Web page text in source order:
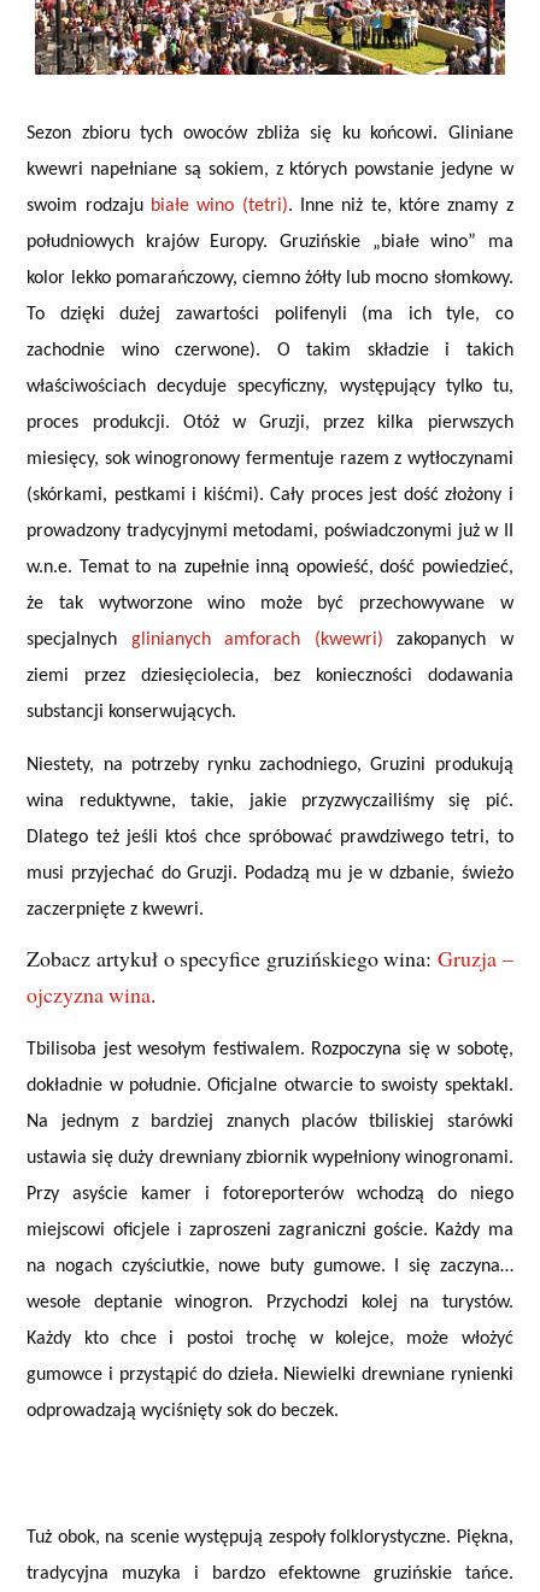
Sezon zbioru tych owoców zbliża się ku końcowi. Gliniane
kwewri napełniane są sokiem, z których powstanie jedyne w
swoim rodzaju białe wino (tetri). Inne niż te, które znamy z
południowych krajów Europy. Gruzińskie „białe wino” ma
kolor lekko pomarańczowy, ciemno żółty lub mocno słomkowy.
To dzięki dużej zawartości polifenyli (ma ich tyle, co
zachodnie wino czerwone). O takim składzie i takich
właściwościach decyduje specyficzny, występujący tylko tu,
proces produkcji. Otóż w Gruzji, przez kilka pierwszych
miesięcy, sok winogronowy fermentuje razem z wytłoczynami
(skórkami, pestkami i kiśćmi). Cały proces jest dość złożony i
prowadzony tradycyjnymi metodami, poświadczonymi już w II
w.n.e. Temat to na zupełnie inną opowieść, dość powiedzieć,
że tak wytworzone wino może być przechowywane w
specjalnych glinianych amforach (kwewri) zakopanych w
ziemi przez dziesięciolecia, bez konieczności dodawania
substancji konserwujących.
Niestety, na potrzeby rynku zachodniego, Gruzini produkują
wina reduktywne, takie, jakie przyzwyczailiśmy się pić.
Dlatego też jeśli ktoś chce spróbować prawdziwego tetri, to
musi przyjechać do Gruzji. Podadzą mu je w dzbanie, świeżo
zaczerpnięte z kwewri.
Zobacz artykuł o specyfice gruzińskiego wina:Gruzja –
ojczyzna wina.
Tbilisoba jest wesołym festiwalem. Rozpoczyna się w sobotę,
dokładnie w południe. Oficjalne otwarcie to swoisty spektakl.
Na jednym z bardziej znanych placów tbiliskiej starówki
ustawia się duży drewniany zbiornik wypełniony winogronami.
Przy asyście kamer i fotoreporterów wchodzą do niego
miejscowi oficjele i zaproszeni zagraniczni goście. Każdy ma
na nogach czyściutkie, nowe buty gumowe. I się zaczyna…
wesołe deptanie winogron. Przychodzi kolej na turystów.
Każdy kto chce i postoi trochę w kolejce, może włożyć
gumowce i przystąpić do dzieła. Niewielki drewniane rynienki
odprowadzają wyciśnięty sok do beczek.
Tuż obok, na scenie występują zespoły folklorystyczne. Piękna,
tradycyjna muzyka i bardzo efektowne gruzińskie tańce.